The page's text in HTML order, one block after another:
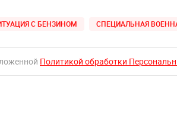
С БЕНЗИНОМ СПЕЦИАЛЬНАЯ
Политикой обработки